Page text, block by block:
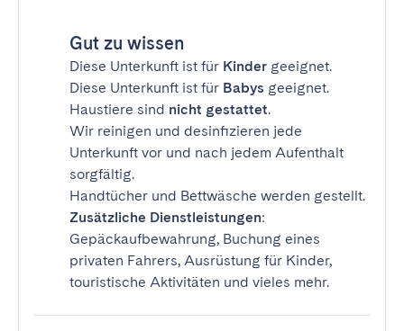
Gut zu wissen
Diese Unterkunft ist für Kinder geeignet.
Diese Unterkunft ist für Babys geeignet.
Haustiere sind nicht gestattet.
Wir reinigen und desinfizieren jede
Unterkunft vor und nach jedem Aufenthalt
sorgfältig.
Handtücher und Bettwäsche werden gestellt.
Zusätzliche Dienstleistungen:
Gepäckaufbewahrung, Buchung eines
privaten Fahrers, Ausrüstung für Kinder,
touristische Aktivitäten und vieles mehr.